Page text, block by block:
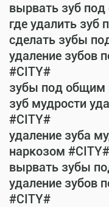
вырвать зуб
где удалить зуб
сделать зубы
удаление зубов
#CITY#
зубы под общим
зуб мудрости
#CITY#
удаление зуба
наркозом #CITY#
вырвать зубы
удаление зубов
#CITY#